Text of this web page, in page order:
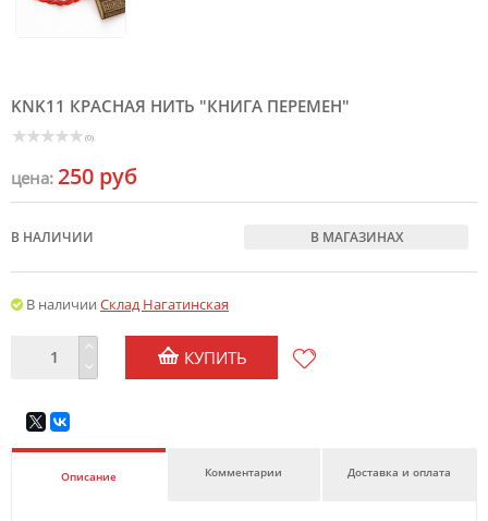
KNK11 КРАСНАЯ НИТЬ "КНИГА ПЕРЕМЕН"
(0)
цена: 250 руб
В НАЛИЧИИ В МАГАЗИНАХ
В наличии Склад Нагатинская
КУПИТЬ
Описание Комментарии Доставка и оплата